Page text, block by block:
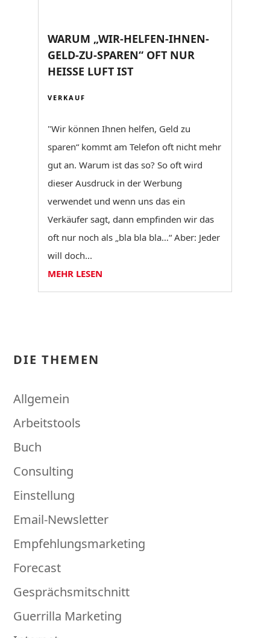
WARUM „WIR-HELFEN-IHNEN-
GELD-ZU-SPAREN“ OFT NUR
HEISSE LUFT IST
VERKAUF
"Wir können Ihnen helfen, Geld zu
sparen“ kommt am Telefon oft nicht mehr
gut an. Warum ist das so? So oft wird
dieser Ausdruck in der Werbung
verwendet und wenn uns das ein
Verkäufer sagt, dann empfinden wir das
oft nur noch als „bla bla bla…“ Aber: Jeder
will doch...
MEHR LESEN
DIE THEMEN
Allgemein
Arbeitstools
Buch
Consulting
Einstellung
Email-Newsletter
Empfehlungsmarketing
Forecast
Gesprächsmitschnitt
Guerrilla Marketing